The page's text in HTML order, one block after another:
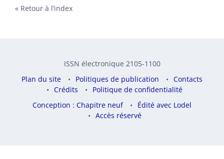
Retour à l’index
ISSN électronique 2105-1100
Plan du site
Politiques de publication
Contacts
Crédits
Politique de confidentialité
Conception : Chapitre neuf
Édité avec Lodel
Accès réservé